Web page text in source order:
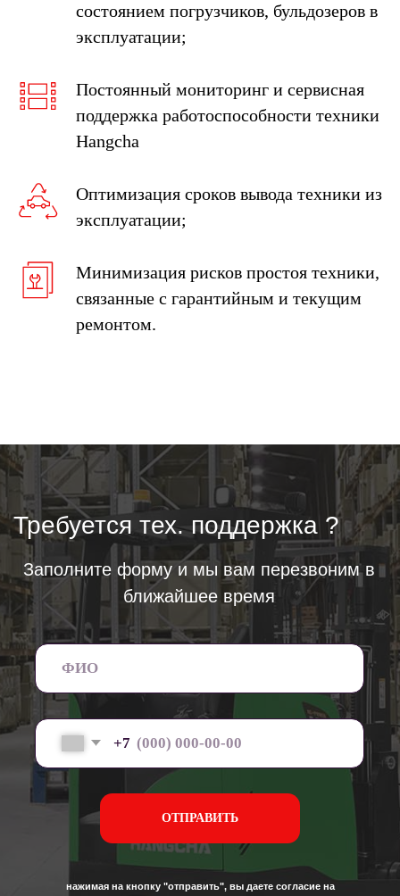
состоянием погрузчиков, бульдозеров в
эксплуатации;
Постоянный мониторинг и сервисная
поддержка работоспособности техники
Hangcha
Оптимизация сроков вывода техники из
эксплуатации;
Минимизация рисков простоя техники,
связанные с гарантийным и текущим
ремонтом.
Требуется тех. поддержка ?
Заполните форму и мы вам перезвоним в
ближайшее время
нажимая на кнопку "отправить", вы даете согласие на